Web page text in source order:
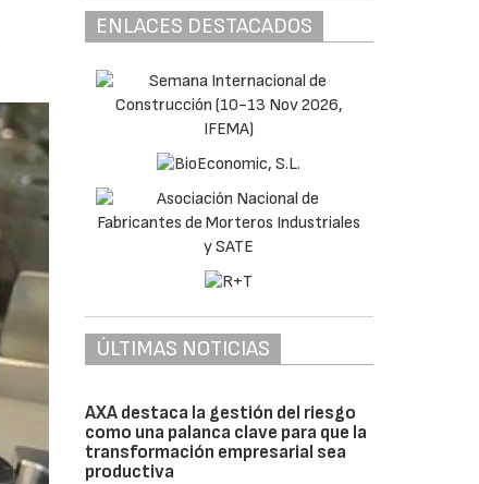
ENLACES DESTACADOS
ÚLTIMAS NOTICIAS
AXA destaca la gestión del riesgo
como una palanca clave para que la
transformación empresarial sea
productiva